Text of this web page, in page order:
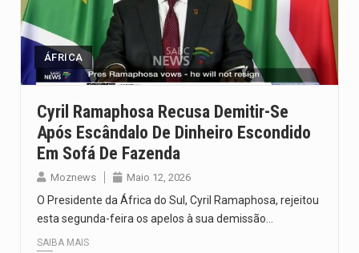
ÁFRICA
Cyril Ramaphosa Recusa Demitir-Se
Após Escândalo De Dinheiro Escondido
Em Sofá De Fazenda
Moznews Maio 12, 2026
O Presidente da África do Sul, Cyril Ramaphosa, rejeitou
esta segunda-feira os apelos à sua demissão…
SAIBA MAIS